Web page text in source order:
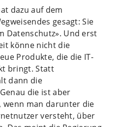
dazu auf dem
gesagt: Sie
Datenschutz». Und erst
könne nicht die
Produkte, die die IT-
bringt. Statt
dann die
die ist aber
wenn man darunter die
versteht, über